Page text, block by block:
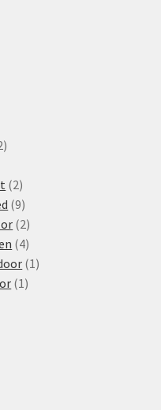
12
22
produkty
99
produktů
22
produkty
44
produkty
1 1
1 1